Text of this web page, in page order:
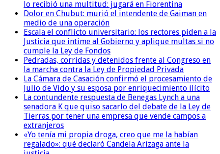
lo recibió una multitud: jugará en Fiorentina
Dolor en Chubut: murió el intendente de Gaiman en
medio de una operación
Escala el conflicto universitario: los rectores piden a la
Justicia que intime al Gobierno y aplique multas si no
cumple la Ley de Fondos
Pedradas, corridas y detenidos frente al Congreso en
la marcha contra la Ley de Propiedad Privada
La Cámara de Casación confirmó el procesamiento de
Julio de Vido y su esposa por enriquecimiento ilícito
La contundente respuesta de Benegas Lynch a una
senadora K que quiso sacarlo del debate de la Ley de
Tierras por tener una empresa que vende campos a
extranjeros
«Yo tenía mi propia droga, creo que me la habían
regalado»: qué declaró Candela Arizaga ante la